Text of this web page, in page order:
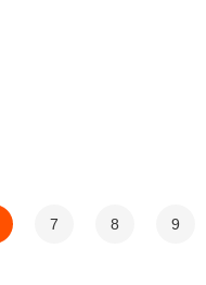
7 8 9